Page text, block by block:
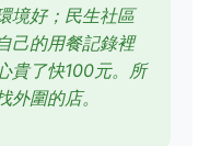
境好；民生社區
己的用餐記錄裡
貴了快100元。所
圍的店。